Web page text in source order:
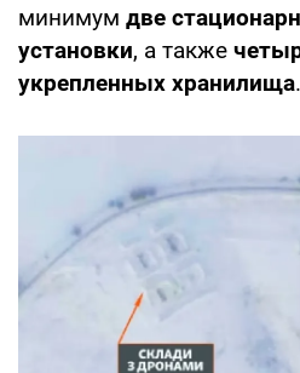
минимум две
установки, а также
укрепленных хранилища.